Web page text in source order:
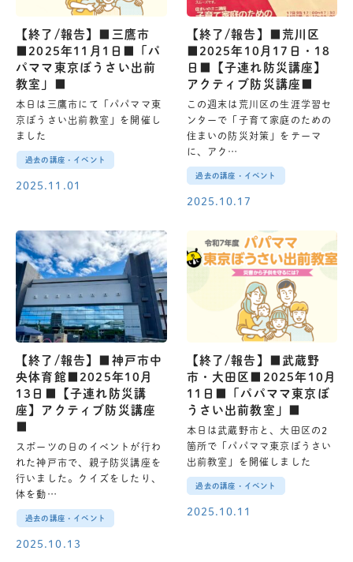
【終了/報告】■三鷹市
■2025年11月1日■「パ
パママ東京ぼうさい出前
教室」■
本日は三鷹市にて「パパママ東
京ぼうさい出前教室」を開催し
ました
過去の講座・イベント
2025.11.01
【終了/報告】■荒川区
■2025年10月17日・18
日■【子連れ防災講座】
アクティブ防災講座■
この週末は荒川区の生涯学習セ
ンターで「子育て家庭のための
住まいの防災対策」をテーマ
に、アク…
過去の講座・イベント
2025.10.17
【終了/報告】■神戸市中
央体育館■2025年10月
13日■【子連れ防災講
座】アクティブ防災講座
■
スポーツの日のイベントが行わ
れた神戸市で、親子防災講座を
行いました。クイズをしたり、
体を動…
過去の講座・イベント
2025.10.13
【終了/報告】■武蔵野
市・大田区■2025年10月
11日■「パパママ東京ぼ
うさい出前教室」■
本日は武蔵野市と、大田区の2
箇所で「パパママ東京ぼうさい
出前教室」を開催しました
過去の講座・イベント
2025.10.11